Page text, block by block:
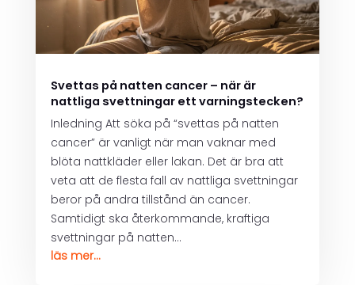
Svettas på natten cancer – när är
nattliga svettningar ett varningstecken?
Inledning Att söka på “svettas på natten
cancer” är vanligt när man vaknar med
blöta nattkläder eller lakan. Det är bra att
veta att de flesta fall av nattliga svettningar
beror på andra tillstånd än cancer.
Samtidigt ska återkommande, kraftiga
svettningar på natten...
läs mer...